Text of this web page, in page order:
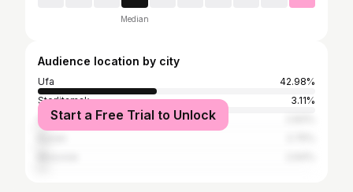
Median
Audience location by city
Ufa
42.98%
Sterlitamak
3.11%
Sibay
Start a Free Trial to Unlock